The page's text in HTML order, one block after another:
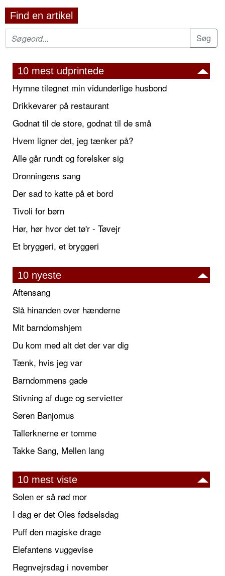
Find en artikel
10 mest udprintede
Hymne tilegnet min vidunderlige husbond
Drikkevarer på restaurant
Godnat til de store, godnat til de små
Hvem ligner det, jeg tænker på?
Alle går rundt og forelsker sig
Dronningens sang
Der sad to katte på et bord
Tivoli for børn
Hør, hør hvor det tø'r - Tøvejr
Et bryggeri, et bryggeri
10 nyeste
Aftensang
Slå hinanden over hænderne
Mit barndomshjem
Du kom med alt det der var dig
Tænk, hvis jeg var
Barndommens gade
Stivning af duge og servietter
Søren Banjomus
Tallerknerne er tomme
Takke Sang, Mellen lang
10 mest viste
Solen er så rød mor
I dag er det Oles fødselsdag
Puff den magiske drage
Elefantens vuggevise
Regnvejrsdag i november